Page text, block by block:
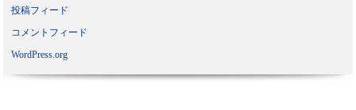
投稿フィード
コメントフィード
WordPress.org